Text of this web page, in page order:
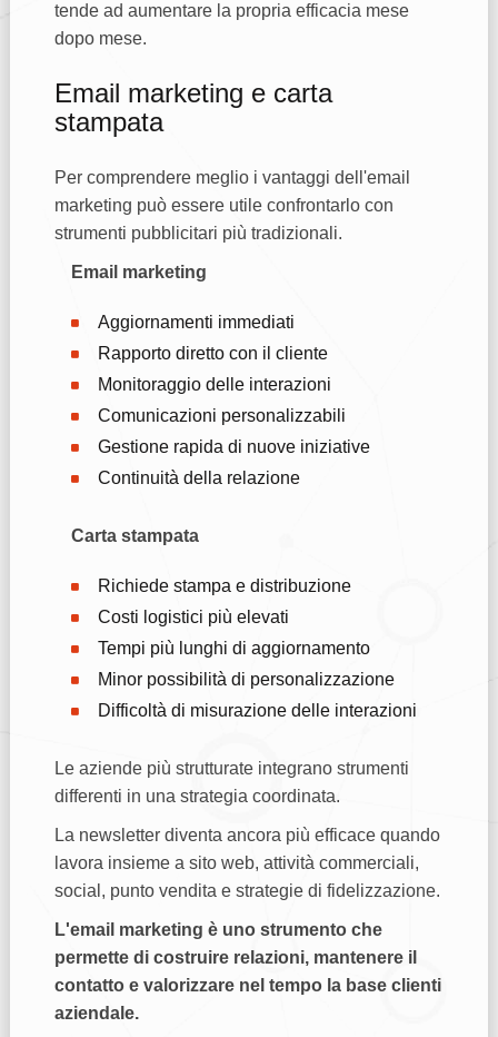
tende ad aumentare la propria efficacia mese
dopo mese.
Email marketing e carta
stampata
Per comprendere meglio i vantaggi dell'email
marketing può essere utile confrontarlo con
strumenti pubblicitari più tradizionali.
Email marketing
Aggiornamenti immediati
Rapporto diretto con il cliente
Monitoraggio delle interazioni
Comunicazioni personalizzabili
Gestione rapida di nuove iniziative
Continuità della relazione
Carta stampata
Richiede stampa e distribuzione
Costi logistici più elevati
Tempi più lunghi di aggiornamento
Minor possibilità di personalizzazione
Difficoltà di misurazione delle interazioni
Le aziende più strutturate integrano strumenti
differenti in una strategia coordinata.
La newsletter diventa ancora più efficace quando
lavora insieme a sito web, attività commerciali,
social, punto vendita e strategie di fidelizzazione.
L'email marketing è uno strumento che
permette di costruire relazioni, mantenere il
contatto e valorizzare nel tempo la base clienti
aziendale.